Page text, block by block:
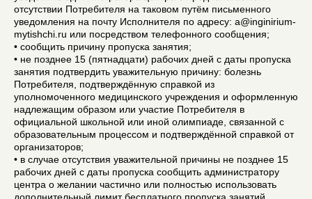
отсутствии Потребителя на таковом путём письменного
уведомления на почту Исполнителя по адресу: a@inginirium-
mytishchi.ru или посредством телефонного сообщения;
• сообщить причину пропуска занятия;
• не позднее 15 (пятнадцати) рабочих дней с даты пропуска
занятия подтвердить уважительную причину: болезнь
Потребителя, подтверждённую справкой из
уполномоченного медицинского учреждения и оформленную
надлежащим образом или участие Потребителя в
официальной школьной или иной олимпиаде, связанной с
образовательным процессом и подтверждённой справкой от
организаторов;
• в случае отсутствия уважительной причины не позднее 15
рабочих дней с даты пропуска сообщить администратору
центра о желании частично или полностью использовать
дополнительный лимит бесплатного пропуска занятий,